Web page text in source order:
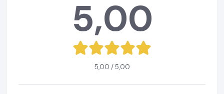
5,00
5,00 / 5,00